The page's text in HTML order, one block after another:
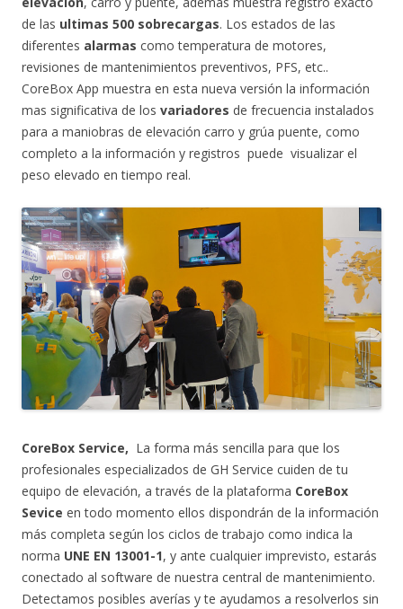
de las ultimas 500 sobrecargas. Los estados de las
diferentes alarmas como temperatura de motores,
revisiones de mantenimientos preventivos, PFS, etc..
CoreBox App muestra en esta nueva versión la información
mas significativa de los variadores de frecuencia instalados
para a maniobras de elevación carro y grúa puente, como
completo a la información y registros puede visualizar el
peso elevado en tiempo real.
CoreBox Service, La forma más sencilla para que los
profesionales especializados de GH Service cuiden de tu
equipo de elevación, a través de la plataforma CoreBox
Sevice en todo momento ellos dispondrán de la información
más completa según los ciclos de trabajo como indica la
norma UNE EN 13001-1, y ante cualquier imprevisto, estarás
conectado al software de nuestra central de mantenimiento.
Detectamos posibles averías y te ayudamos a resolverlos sin